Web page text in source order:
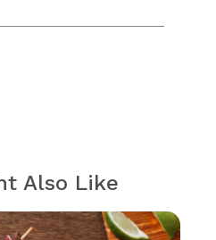
Also Like